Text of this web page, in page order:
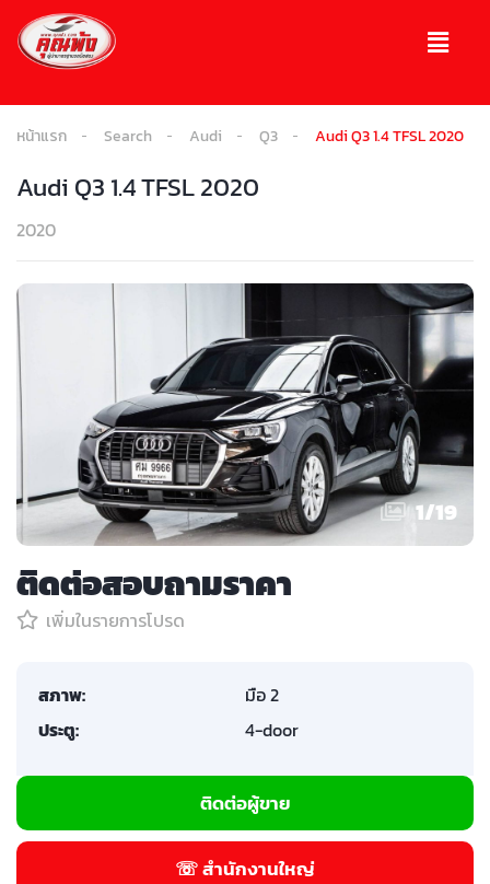
หน้าแรก Search Audi Q3 Audi Q3 1.4 TFSL 2020
Audi Q3 1.4 TFSL 2020
2020
1/19
ติดต่อสอบถามราคา
เพิ่มในรายการโปรด
สภาพ:
มือ 2
ประตู:
4-door
ติดต่อผู้ขาย
☏ สำนักงานใหญ่